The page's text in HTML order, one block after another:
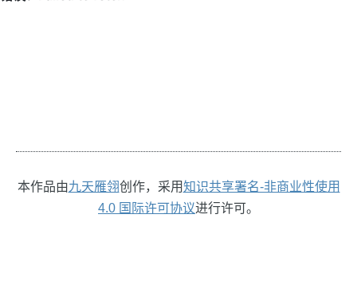
本作品由九天雁翎创作，采用知识共享署名-非商业性使用
4.0 国际许可协议进行许可。